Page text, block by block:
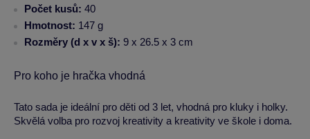
Počet kusů: 40
Hmotnost: 147 g
Rozměry (d x v x š): 9 x 26.5 x 3 cm
Pro koho je hračka vhodná
Tato sada je ideální pro děti od 3 let, vhodná pro kluky i holky.
Skvělá volba pro rozvoj kreativity a kreativity ve škole i doma.